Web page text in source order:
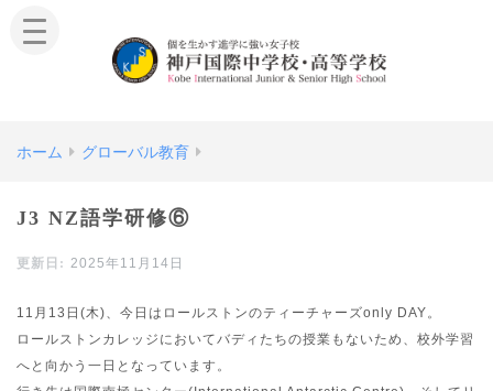
ホーム グローバル教育
J3 NZ語学研修⑥
2025年11月14日
11月13日(木)、今日はロールストンのティーチャーズonly DAY。
ロールストンカレッジにおいてバディたちの授業もないため、校外学習
へと向かう一日となっています。